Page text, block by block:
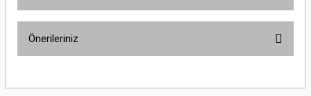
Önerileriniz
yetersiz gördüğünüz noktaları öneri formunu kullanarak tarafımıza